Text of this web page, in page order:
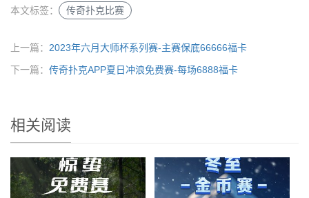
本文标签： 传奇扑克比赛
上一篇： 2023年六月大师杯系列赛-主赛保底66666福卡
下一篇： 传奇扑克APP夏日冲浪免费赛-每场6888福卡
相关阅读